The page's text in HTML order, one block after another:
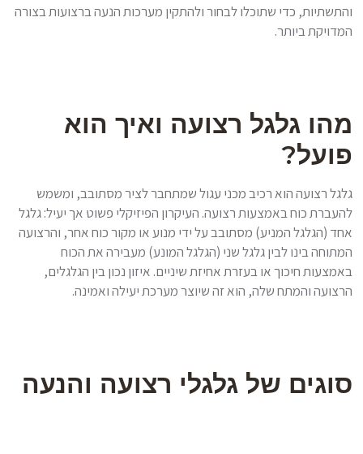
והתשתיות, כדי שתוכלו לבחור ולהתקין מערכות הנעה ברצועות בצורה
המדויקת ביותר.
מהו גלגל רצועה ואיך הוא
פועל?
גלגל רצועה הוא רכיב מכני עגול שמתחבר לציר מסתובב, ומשמש
להעברת כוח באמצעות רצועה. העיקרון הפיזיקלי פשוט אך יעיל: גלגל
אחד (הגלגל המניע) מסתובב על ידי מנוע או מקור כוח אחר, והרצועה
המתוחה בינו לבין גלגל שני (הגלגל המונע) מעבירה את הכוח
באמצעות חיכוך או בעזרת אחיזת שיניים. איזון נכון בין הגלגלים,
הרצועה והמתח שלה, הוא זה שיוצר מערכת יעילה ואמינה.
סוגים של גלגלי רצועה והנעה